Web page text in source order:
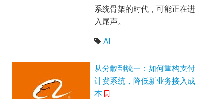
系统骨架的时代，可能正在进
入尾声。
AI
从分散到统一：如何重构支付
计费系统，降低新业务接入成
本